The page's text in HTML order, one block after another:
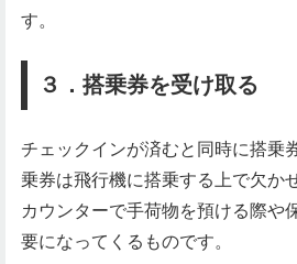
す。
３．搭乗券を受け取る
チェックインが済むと同時に搭乗
乗券は飛行機に搭乗する上で欠か
カウンターで手荷物を預ける際や
要になってくるものです。